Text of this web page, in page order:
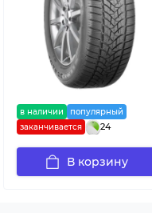
в наличии
популярный
заканчивается
24
В корзину